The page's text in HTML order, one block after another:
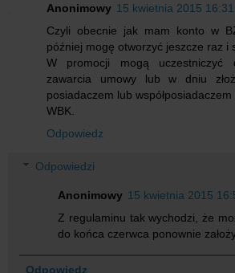
Anonimowy 15 kwietnia 2015 16:31
Czyli obecnie jak mam konto w
później mogę otworzyć jeszcze raz i
W promocji mogą
zawarcia umowy lub w dniu
posiadaczem lub
WBK.
Odpowiedz
Odpowiedzi
Anonimowy 15 kwietnia 2015
Z regulaminu tak wychodzi, że
do końca czerwca ponownie
Odpowiedz